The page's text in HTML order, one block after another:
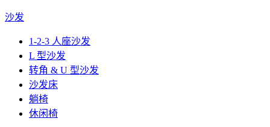
沙发
1-2-3 人座沙发
L 型沙发
转角 & U 型沙发
沙发床
躺椅
休闲椅